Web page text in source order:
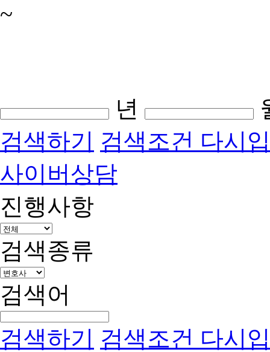
~
년
검색하기 검색조건 다시
사이버상담
진행사항
검색종류
검색어
검색하기 검색조건 다시